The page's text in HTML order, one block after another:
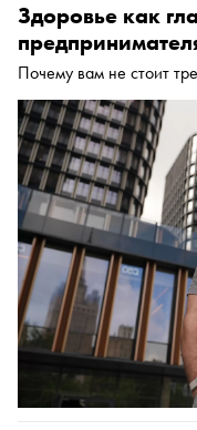
Здоровье как
Почему вам не стоит